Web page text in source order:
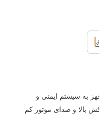
موتور مجهز به سیستم ایمنی و
بالا و صدای موتور کم